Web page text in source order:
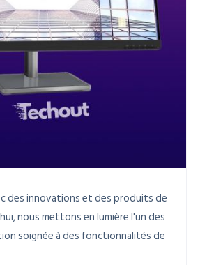
des innovations et des produits de
nous mettons en lumière l'un des
soignée à des fonctionnalités de